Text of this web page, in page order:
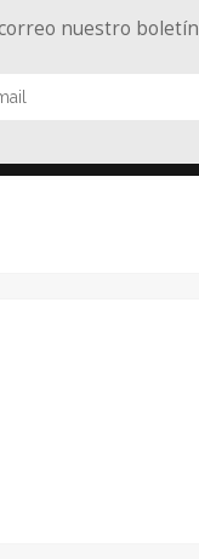
nuestro boletín